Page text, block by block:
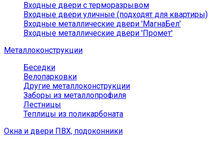
Входные двери с терморазрывом
Входные двери уличные (подходят для квартиры)
Входные металлические двери 'МагнаБел'
Входные металлические двери 'Промет'
Металлоконструкции
Беседки
Велопарковки
Другие металлоконструкции
Заборы из металлопрофиля
Лестницы
Теплицы из поликарбоната
Окна и двери ПВХ, подоконники